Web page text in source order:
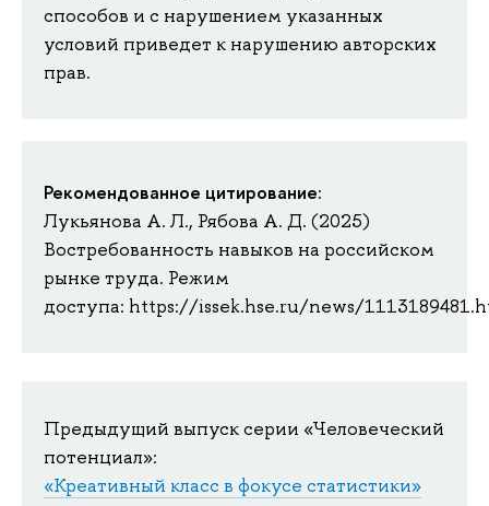
способов и с нарушением указанных
условий приведет к нарушению авторских
прав.
Рекомендованное цитирование:
Лукьянова А. Л., Рябова А. Д. (2025)
Востребованность навыков на российском
рынке труда. Режим
доступа: https://issek.hse.ru/news/
Предыдущий выпуск серии «Человеческий
потенциал»:
«Креативный класс в фокусе статистики»